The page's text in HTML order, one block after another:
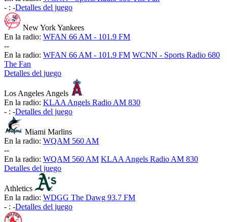
- : -Detalles del juego
New York Yankees
En la radio: WFAN 66 AM - 101.9 FM
--
En la radio: WFAN 66 AM - 101.9 FM WCNN - Sports Radio 680
The Fan
Detalles del juego
Los Angeles Angels
En la radio: KLAA Angels Radio AM 830
- : -Detalles del juego
Miami Marlins
En la radio: WQAM 560 AM
--
En la radio: WQAM 560 AM KLAA Angels Radio AM 830
Detalles del juego
Athletics
En la radio: WDGG The Dawg 93.7 FM
- : -Detalles del juego